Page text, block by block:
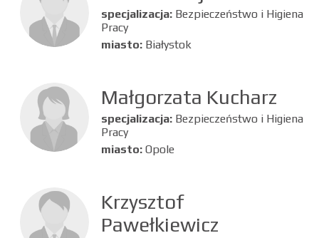
specjalizacja: Bezpieczeństwo i Higiena
Pracy
miasto: Białystok
Małgorzata Kucharz
specjalizacja: Bezpieczeństwo i Higiena
Pracy
miasto: Opole
Krzysztof
Pawełkiewicz